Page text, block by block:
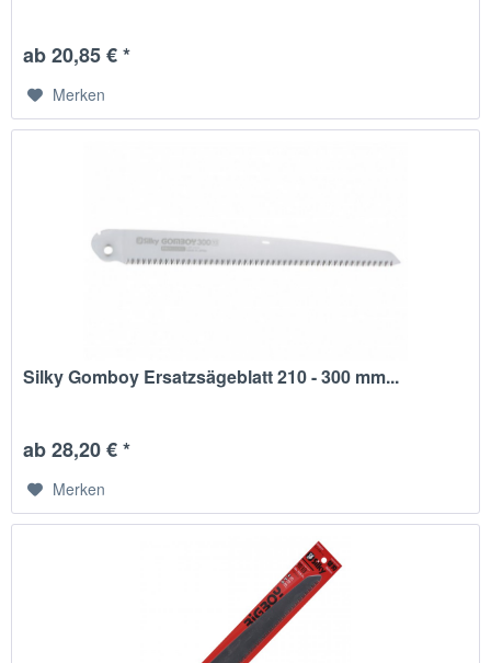
ab 20,85 € *
Merken
Silky Gomboy Ersatzsägeblatt 210 - 300 mm...
ab 28,20 € *
Merken